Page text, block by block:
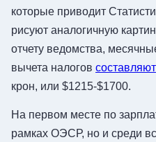
которые приводит
рисуют аналогичную
отчету ведомства,
вычета налогов составляют
крон, или $1215-$1700.
На первом месте по
рамках ОЭСР, но и среди